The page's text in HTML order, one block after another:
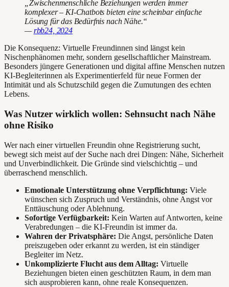
„Zwischenmenschliche Beziehungen werden immer
komplexer – KI-Chatbots bieten eine scheinbar einfache
Lösung für das Bedürfnis nach Nähe.“
—rbb24, 2024
Die Konsequenz: Virtuelle Freundinnen sind längst kein
Nischenphänomen mehr, sondern gesellschaftlicher Mainstream.
Besonders jüngere Generationen und digital affine Menschen nutzen
KI-Begleiterinnen als Experimentierfeld für neue Formen der
Intimität und als Schutzschild gegen die Zumutungen des echten
Lebens.
Was Nutzer wirklich wollen: Sehnsucht nach Nähe
ohne Risiko
Wer nach einer virtuellen Freundin ohne Registrierung sucht,
bewegt sich meist auf der Suche nach drei Dingen: Nähe, Sicherheit
und Unverbindlichkeit. Die Gründe sind vielschichtig – und
überraschend menschlich.
Emotionale Unterstützung ohne Verpflichtung: Viele
wünschen sich Zuspruch und Verständnis, ohne Angst vor
Enttäuschung oder Ablehnung.
Sofortige Verfügbarkeit: Kein Warten auf Antworten, keine
Verabredungen – die KI-Freundin ist immer da.
Wahren der Privatsphäre: Die Angst, persönliche Daten
preiszugeben oder erkannt zu werden, ist ein ständiger
Begleiter im Netz.
Unkomplizierte Flucht aus dem Alltag: Virtuelle
Beziehungen bieten einen geschützten Raum, in dem man
sich ausprobieren kann, ohne reale Konsequenzen.